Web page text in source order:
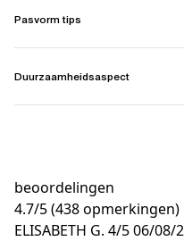
Pasvorm tips
Duurzaamheidsaspect
beoordelingen
4.7/5(438 opmerkingen)
ELISABETH G. 4/506/08/